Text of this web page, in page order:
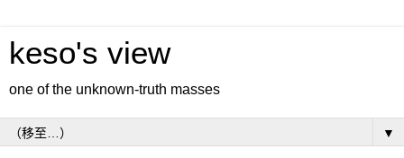
keso's view
one of the unknown-truth masses
▼